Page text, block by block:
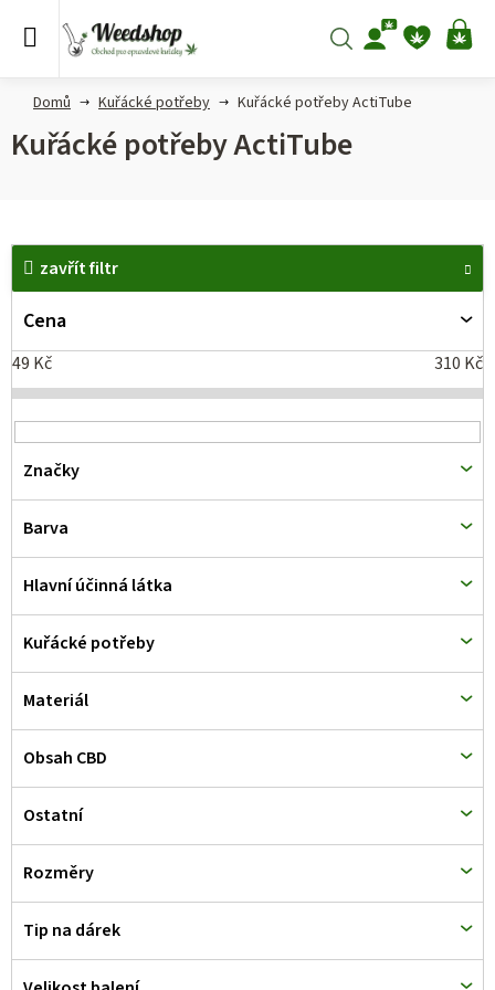
Hledat
Domů Kuřácké potřeby Kuřácké potřeby ActiTube
Kuřácké potřeby ActiTube
zavřít filtr
Cena
49 Kč 310 Kč
Značky
Barva
Hlavní účinná látka
Kuřácké potřeby
Materiál
Obsah CBD
Ostatní
Rozměry
Tip na dárek
V
p
i
s
p
r
o
d
u
k
t
ů